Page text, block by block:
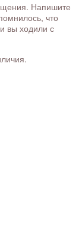
Напишите
что
вы ходили с